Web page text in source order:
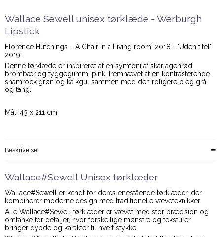
Wallace Sewell unisex tørklæde - Werburgh
Lipstick
Florence Hutchings - 'A Chair in a Living room' 2018 - 'Uden titel'
2019'.
Denne tørklæde er inspireret af en symfoni af skarlagenrød,
brombær og tyggegummi pink, fremhævet af en kontrasterende
shamrock grøn og kalkgul sammen med den roligere bleg grå
og tang.
Mål: 43 x 211 cm.
Beskrivelse
Wallace#Sewell Unisex tørklæder
Wallace#Sewell er kendt for deres enestående tørklæder, der
kombinerer moderne design med traditionelle væveteknikker.
Alle Wallace#Sewell tørklæder er vævet med stor præcision og
omtanke for detaljer, hvor forskellige mønstre og teksturer
bringer dybde og karakter til hvert stykke.